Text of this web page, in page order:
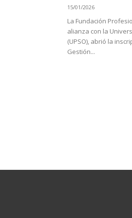
15/01/2026
La Fundación
alianza con la
(UPSO), abrió la
Gestión...